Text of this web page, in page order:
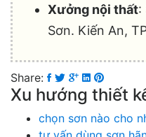
Xưởng nội thất:
Sơn. Kiến An,
Share:
Xu hướng thiết
chọn sơn nào cho